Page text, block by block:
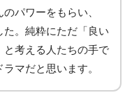
パワーをもらい、
た。純粋にただ「良い
と考える人たちの手で
マだと思います。